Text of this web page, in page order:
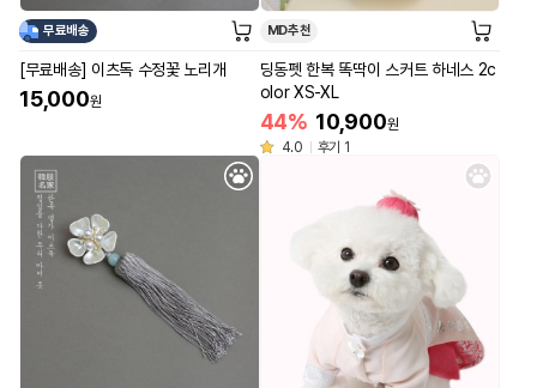
무료배송
[무료배송] 이츠독 수정꽃 노리개
15,000원
MD추천
딩동펫 한복 똑딱이 스커트 하네스 2c
olor XS-XL
44% 10,900원
4.0
후기 1